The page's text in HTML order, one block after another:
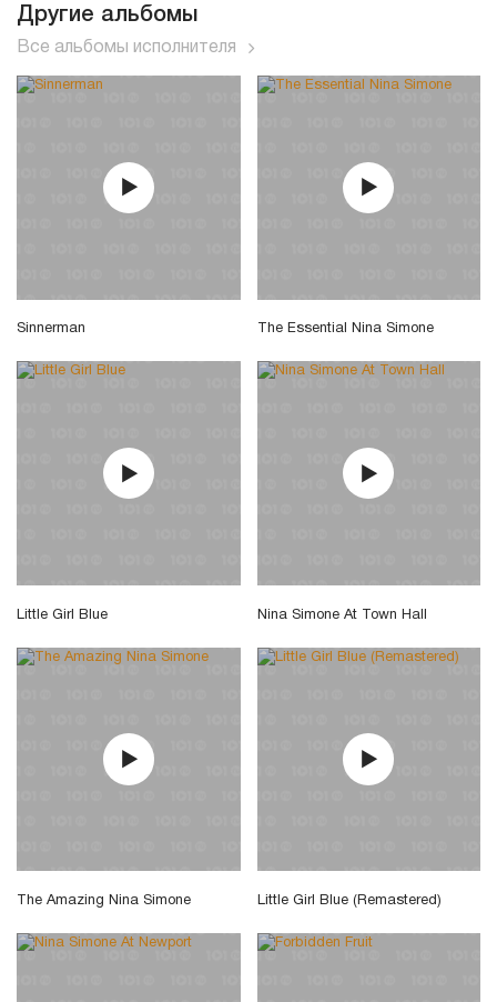
Другие альбомы
Все альбомы исполнителя
Sinnerman The Essential Nina Simone
Little Girl Blue Nina Simone At Town Hall
The Amazing Nina Simone Little Girl Blue (Remastered)